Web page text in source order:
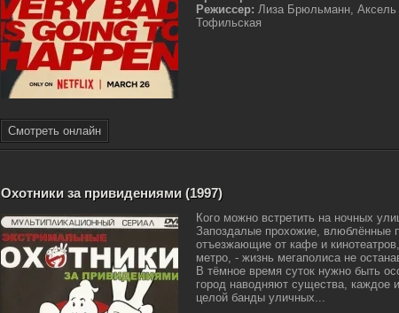
Режиссер: Лиза Брюльманн, Аксель
Тофильская
Смотреть онлайн
Охотники за привидениями (1997)
Кого можно встретить на ночных
Запоздалые прохожие, влюблённые
отъезжающие от кафе и
метро, - жизнь мегаполиса не
В тёмное время суток нужно быть
город наводняют существа, каждое
целой банды уличных...